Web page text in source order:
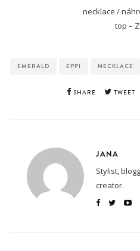
necklace /
top –
EMERALD EPPI NECKLACE
SHARE TWEET
JANA
Stylist,
creator.